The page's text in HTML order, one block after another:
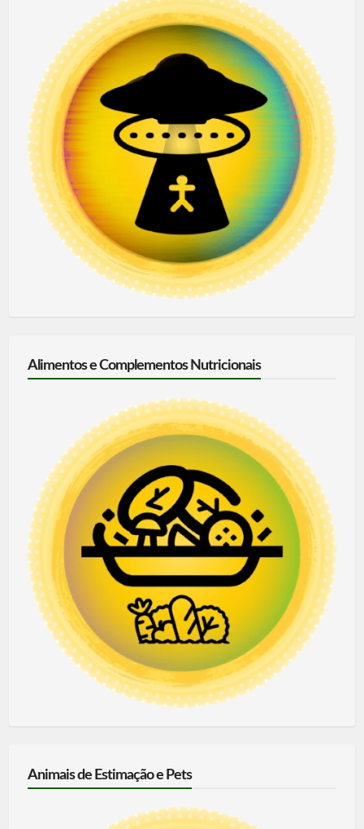
Alimentos e Complementos Nutricionais
Animais de Estimação e Pets